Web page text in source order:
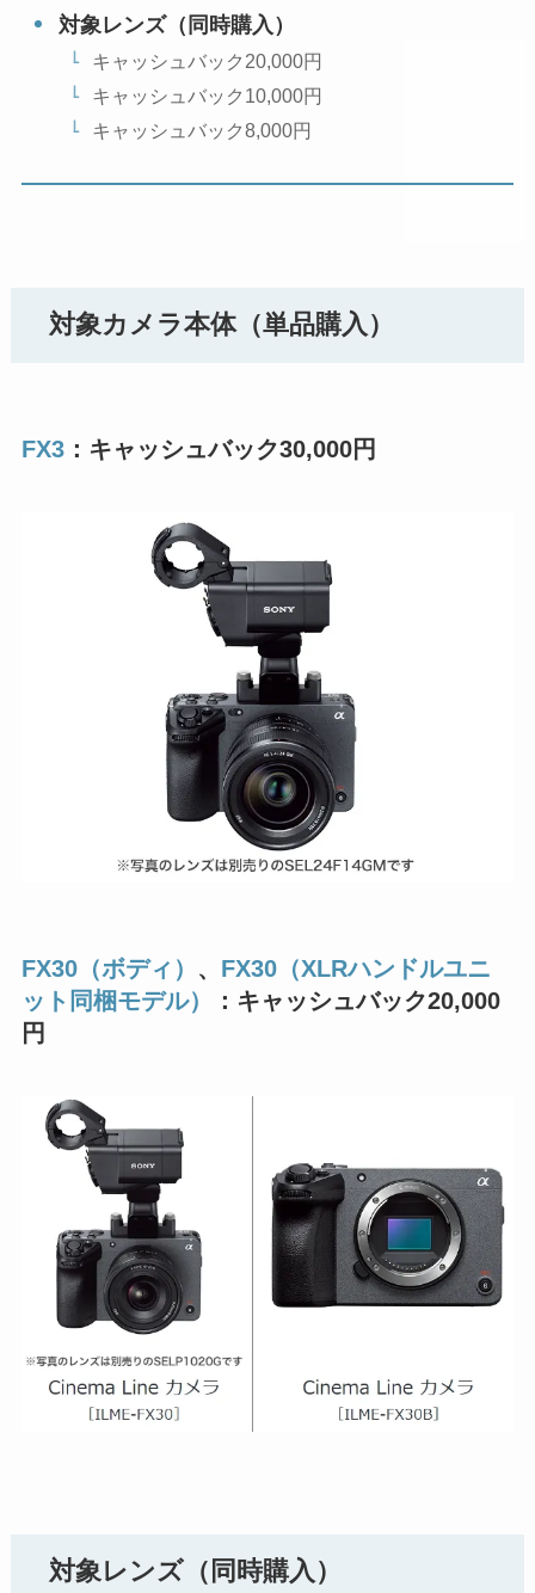
対象レンズ（同時購入）
キャッシュバック20,000円
キャッシュバック10,000円
キャッシュバック8,000円
対象カメラ本体（単品購入）
FX3：キャッシュバック30,000円
FX30（ボディ） 、 FX30（XLRハンドルユニ
ット同梱モデル）
：キャッシュバック20,000
円
対象レンズ（同時購入）